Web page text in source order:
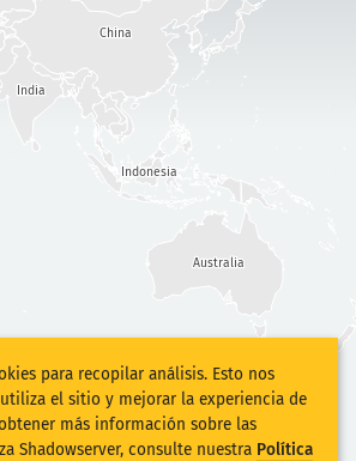
Indonesia
India
China
Australia
para recopilar análisis. Esto nos
el sitio y mejorar la experiencia de
más información sobre las
Shadowserver, consulte nuestra Política